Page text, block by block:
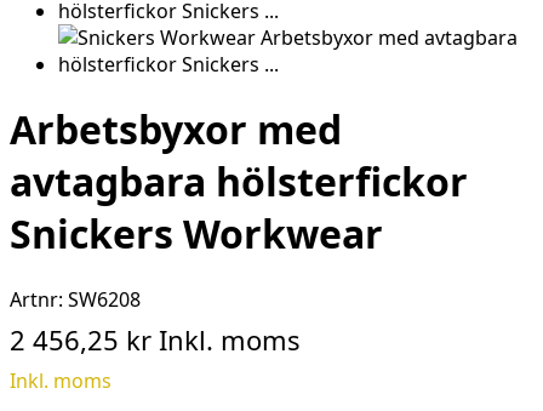
Arbetsbyxor med
avtagbara hölsterfickor
Snickers Workwear
Artnr: SW6208
2 456,25 kr Inkl. moms
Inkl. moms